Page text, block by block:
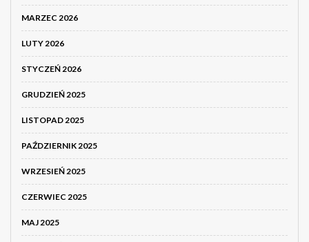
MARZEC 2026
LUTY 2026
STYCZEŃ 2026
GRUDZIEŃ 2025
LISTOPAD 2025
PAŹDZIERNIK 2025
WRZESIEŃ 2025
CZERWIEC 2025
MAJ 2025